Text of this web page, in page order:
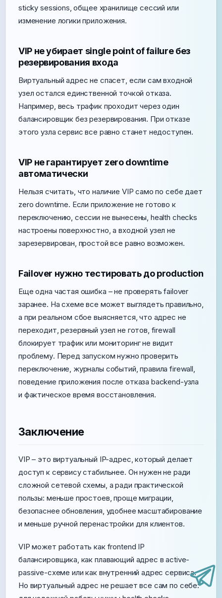
sticky sessions, общее хранилище сессий или
изменение логики приложения.
VIP не убирает single point of failure без
резервирования входа
Виртуальный адрес не спасет, если сам входной
узел остался единственной точкой отказа.
Например, весь трафик проходит через один
балансировщик без резервирования. При отказе
этого узла сервис все равно станет недоступен.
VIP не гарантирует zero downtime
автоматически
Нельзя считать, что наличие VIP само по себе дает
zero downtime. Если приложение не готово к
переключению, сессии не вынесены, health checks
настроены поверхностно, а входной узел не
зарезервирован, простой все равно возможен.
Failover нужно тестировать до production
Еще одна частая ошибка – не проверять failover
заранее. На схеме все может выглядеть правильно,
а при реальном сбое выясняется, что адрес не
переходит, резервный узел не готов, firewall
блокирует трафик или мониторинг не видит
проблему. Перед запуском нужно проверить
переключение, журналы событий, правила firewall,
поведение приложения после отказа backend-узла
и фактическое время восстановления.
Заключение
VIP – это виртуальный IP-адрес, который делает
доступ к сервису стабильнее. Он нужен не ради
сложной сетевой схемы, а ради практической
пользы: меньше простоев, проще миграции,
безопаснее обновления, удобнее масштабирование
и меньше ручной перенастройки для клиентов.
VIP может работать как frontend IP
балансировщика, как плавающий адрес в active-
passive-схеме или как внутренний адрес сервиса.
Но виртуальный адрес не решает все сам по себе: